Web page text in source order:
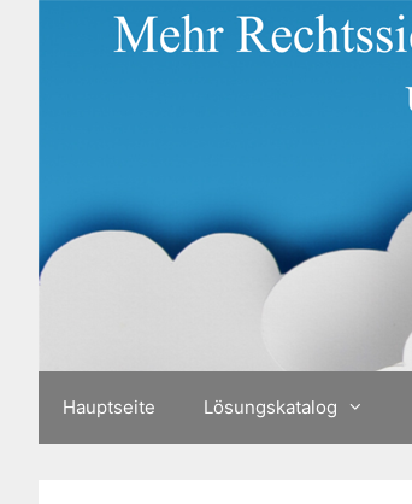
Hauptseite Lösungskatalog